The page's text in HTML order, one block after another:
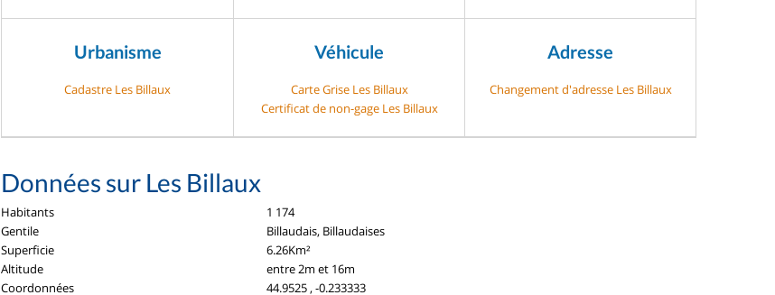
Urbanisme
Cadastre Les Billaux
Véhicule
Carte Grise Les Billaux
Certificat de non-gage Les Billaux
Adresse
Changement d'adresse Les Billaux
Données sur Les Billaux
Habitants
1 174
Gentile
Billaudais, Billaudaises
Superficie
6.26Km²
Altitude
entre 2m et 16m
Coordonnées
44.9525 , -0.233333